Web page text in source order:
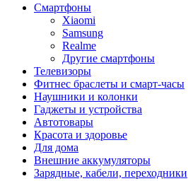
Смартфоны
Xiaomi
Samsung
Realme
Другие смартфоны
Телевизоры
Фитнес браслеты и смарт-часы
Наушники и колонки
Гаджеты и устройства
Автотовары
Красота и здоровье
Для дома
Внешние аккумуляторы
Зарядные, кабели, переходники